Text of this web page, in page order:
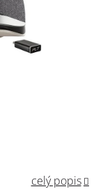
celý popis